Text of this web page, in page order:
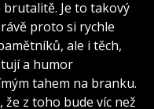
Je to takový
proto si rychle
ale i těch,
a humor
tahem na branku.
z toho bude víc než